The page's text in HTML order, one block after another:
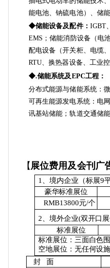
能电池、钠硫电池）、储
◆储能设备及配件： IGBT
EMS；储能消防设备（电
配电设备（开关柜、电缆
RTU、换热器设备、工业
◆.储能系统及EPC工程：
分布式能源与储能系统：
可再生能源发电系统：电
讯基站储能；轨道交通储
【展位费用及会刊广
1、境内企业 （标展9
豪华标准展位
RMB13800元/个
2 、境外企业(双开口展
标准展位
标准展位 ： 三面白色
空地展位 ： 无任何设
封
面